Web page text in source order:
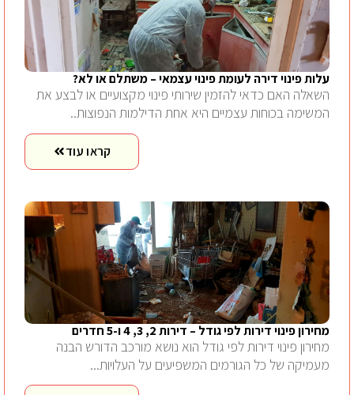
עלות פינוי דירה לעומת פינוי עצמאי – משתלם או לא?
השאלה האם כדאי להזמין שירותי פינוי מקצועיים או לבצע את
המשימה בכוחות עצמיים היא אחת הדילמות הנפוצות..
קראו עוד
מחירון פינוי דירות לפי גודל – דירות 2, 3, 4 ו-5 חדרים
מחירון פינוי דירות לפי גודל הוא נושא מורכב הדורש הבנה
מעמיקה של כל הגורמים המשפיעים על העלויות...